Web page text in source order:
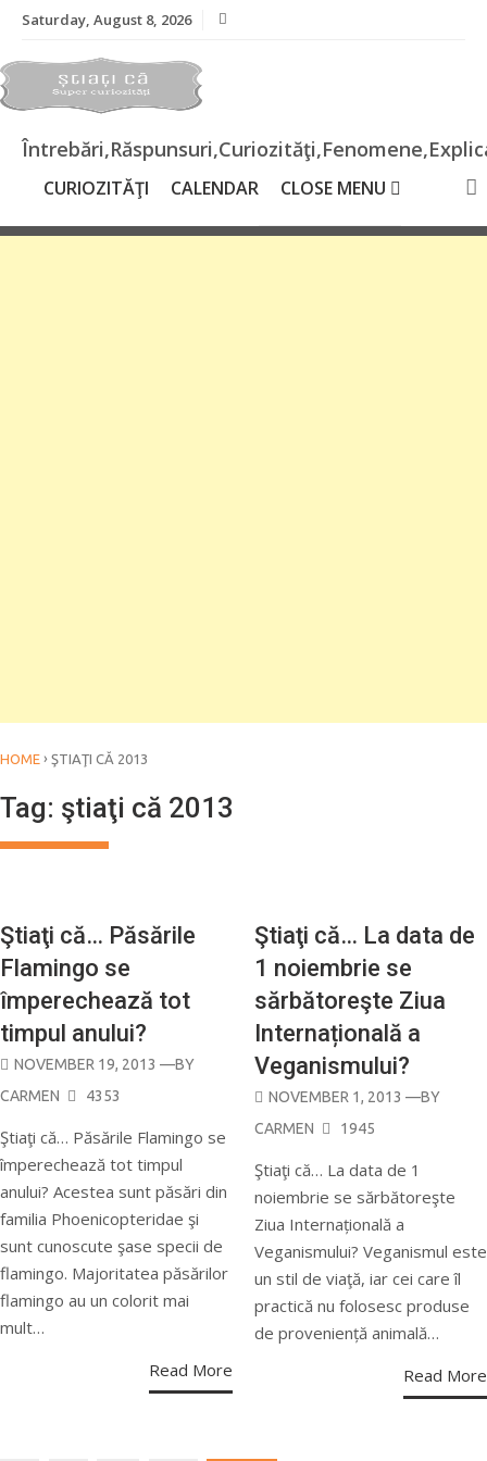
Skip
content
Saturday, August 8, 2026
CURIOZITĂŢI CALENDAR CLOSE MENU
HOME › ŞTIAŢI CĂ 2013
Tag: ştiaţi că 2013
Ştiaţi că… Păsările
Flamingo se
împerechează tot
timpul anului?
POSTED
ON
NOVEMBER 19, 2013 —BY
CARMEN
4353
Ştiaţi că… Păsările Flamingo se
împerechează tot timpul
anului? Acestea sunt păsări din
familia Phoenicopteridae şi
sunt cunoscute şase specii de
flamingo. Majoritatea păsărilor
flamingo au un colorit mai
mult…
Read More
Ştiaţi că… La data de
1 noiembrie se
sărbătoreşte Ziua
Internațională a
Veganismului?
POSTED
ON
NOVEMBER 1, 2013 —BY
CARMEN
1945
Ştiaţi că… La data de 1
noiembrie se sărbătoreşte
Ziua Internațională a
Veganismului? Veganismul este
un stil de viaţă, iar cei care îl
practică nu folosesc produse
de proveniență animală…
Read More